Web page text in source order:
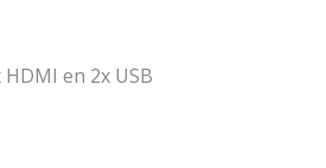
en 2x USB